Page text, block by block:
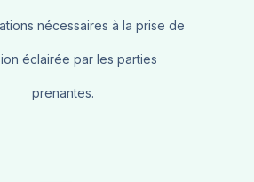
nécessaires à la prise de
éclairée par les parties
prenantes.